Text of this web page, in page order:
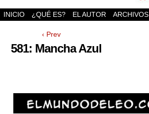
INICIO ¿QUÉ ES? EL AUTOR ARCHIVOS
‹ Prev
581: Mancha Azul